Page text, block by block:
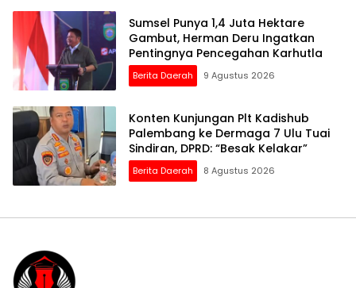
Sumsel Punya 1,4 Juta Hektare
Gambut, Herman Deru Ingatkan
Pentingnya Pencegahan Karhutla
Berita Daerah 9 Agustus 2026
Konten Kunjungan Plt Kadishub
Palembang ke Dermaga 7 Ulu Tuai
Sindiran, DPRD: “Besak Kelakar”
Berita Daerah 8 Agustus 2026